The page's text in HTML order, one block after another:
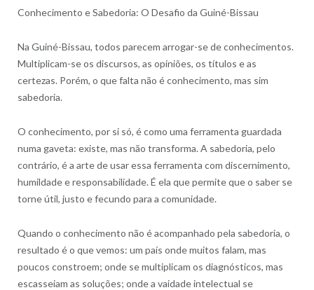
Conhecimento e Sabedoria: O Desafio da Guiné-Bissau
Na Guiné-Bissau, todos parecem arrogar-se de conhecimentos.
Multiplicam-se os discursos, as opiniões, os títulos e as
certezas. Porém, o que falta não é conhecimento, mas sim
sabedoria.
O conhecimento, por si só, é como uma ferramenta guardada
numa gaveta: existe, mas não transforma. A sabedoria, pelo
contrário, é a arte de usar essa ferramenta com discernimento,
humildade e responsabilidade. É ela que permite que o saber se
torne útil, justo e fecundo para a comunidade.
Quando o conhecimento não é acompanhado pela sabedoria, o
resultado é o que vemos: um país onde muitos falam, mas
poucos constroem; onde se multiplicam os diagnósticos, mas
escasseiam as soluções; onde a vaidade intelectual se